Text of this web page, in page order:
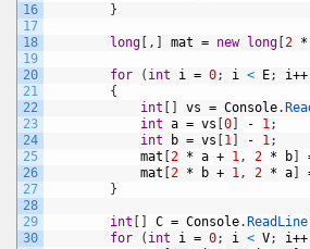
16
17
18
19
20
21
22
23
24
25
26
27
28
29
30
}
long , mat = new long 2 *
for ( int i = 0; i < E; i++
{
int
vs = Console.
int a = vs 0 - 1;
int
b = vs 1 - 1;
mat 2 * a + 1, 2 * b
mat 2 * b + 1, 2 * a
}
int C = Console. ReadLine
for
( int i = 0; i < V; i++